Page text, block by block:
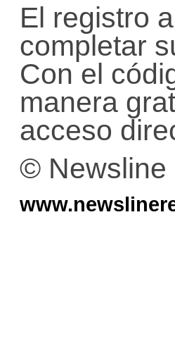
El registro
completar
Con el
manera
acceso
© Newsline